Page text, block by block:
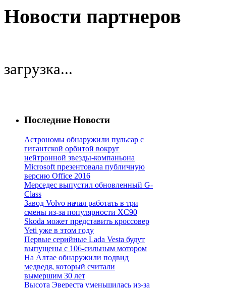
Новости партнеров
загрузка...
Последние Новости
Астрономы обнаружили пульсар с
гигантской орбитой вокруг
нейтронной звезды-компаньона
Microsoft презентовала публичную
версию Office 2016
Мерседес выпустил обновленный G-
Class
Завод Volvo начал работать в три
смены из-за популярности XC90
Skoda может представить кроссовер
Yeti уже в этом году
Первые серийные Lada Vesta будут
выпущены с 106-сильным мотором
На Алтае обнаружили подвид
медведя, который считали
вымершим 30 лет
Высота Эвереста уменьшилась из-за